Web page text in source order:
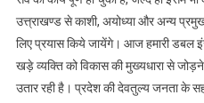
उत्त्राखण्ड से काशी, अयोध्या और अन्य
लिए प्रयास किये जायेंगे। आज हमारी डबल
खड़े व्यक्ति को विकास की मुख्यधारा से
उतार रही है। प्रदेश की देवतुल्य जनता के